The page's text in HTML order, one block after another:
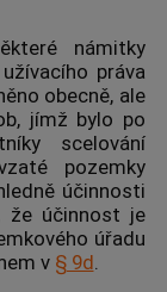
námitky
práva
obecně, ale
jímž bylo po
scelování
pozemky
účinnosti
že účinnost je
úřadu
v § 9d.